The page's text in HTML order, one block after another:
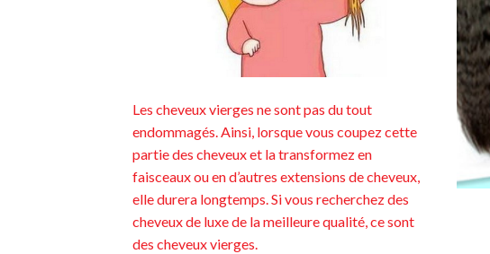
Les cheveux vierges ne sont pas du tout
endommagés. Ainsi, lorsque vous coupez cette
partie des cheveux et la transformez en
faisceaux ou en d’autres extensions de cheveux,
elle durera longtemps. Si vous recherchez des
cheveux de luxe de la meilleure qualité, ce sont
des cheveux vierges.